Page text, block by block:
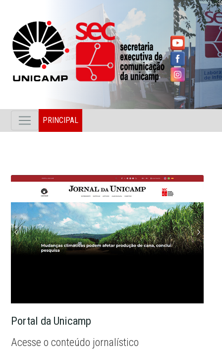
PRINCIPAL
Portal da Unicamp
Acesse o conteúdo jornalístico